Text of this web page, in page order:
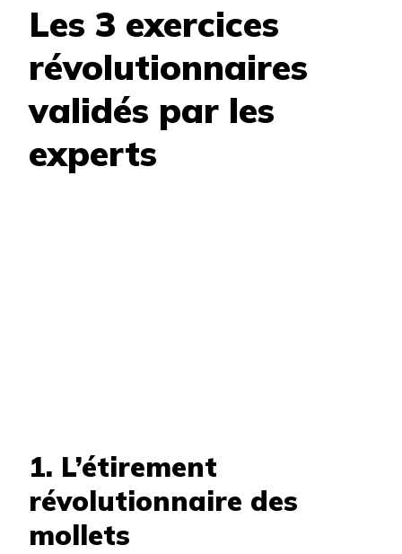
Les 3 exercices
révolutionnaires
validés par les
experts
1. L’étirement
révolutionnaire des
mollets